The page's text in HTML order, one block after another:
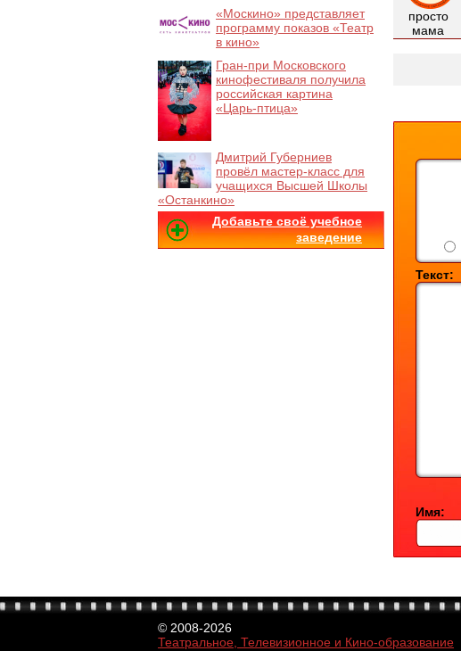
просто
мама
Текст:
Имя:
«Москино» представляет
программу показов «Театр
в кино»
Гран-при Московского
кинофестиваля получила
российская картина
«Царь-птица»
Дмитрий Губерниев
провёл мастер-класс для
учащихся Высшей Школы
«Останкино»
Добавьте своё учебное
заведение
© 2008-2026
Театральное, Телевизионное и Кино-образование